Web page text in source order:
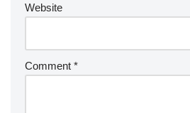
Website
Comment *